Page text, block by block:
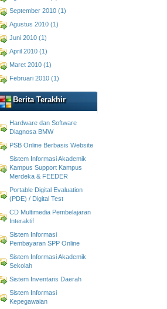
September 2010 (1)
Agustus 2010 (1)
Juni 2010 (1)
April 2010 (1)
Maret 2010 (1)
Februari 2010 (1)
Berita Terakhir
Hardware dan Software
Diagnosa BMW
PSB Online Berbasis Website
Sistem Informasi Akademik
Kampus Support Kampus
Merdeka & FEEDER
Portable Digital Evaluation
(PDE) / Digital Test
CD Multimedia Pembelajaran
Interaktif
Sistem Informasi
Pembayaran SPP Online
Sistem Informasi Akademik
Sekolah
Sistem Inventaris Daerah
Sistem Informasi
Kepegawaian